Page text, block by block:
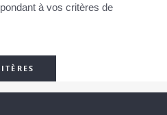
à vos critères de